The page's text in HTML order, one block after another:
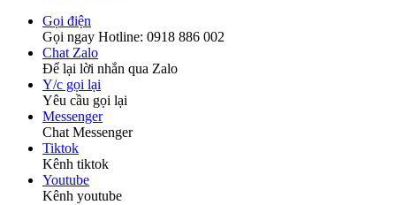
Gọi điện
Gọi ngay Hotline: 0918 886 002
Chat Zalo
Để lại lời nhắn qua Zalo
Y/c gọi lại
Yêu cầu gọi lại
Messenger
Chat Messenger
Tiktok
Kênh tiktok
Youtube
Kênh youtube